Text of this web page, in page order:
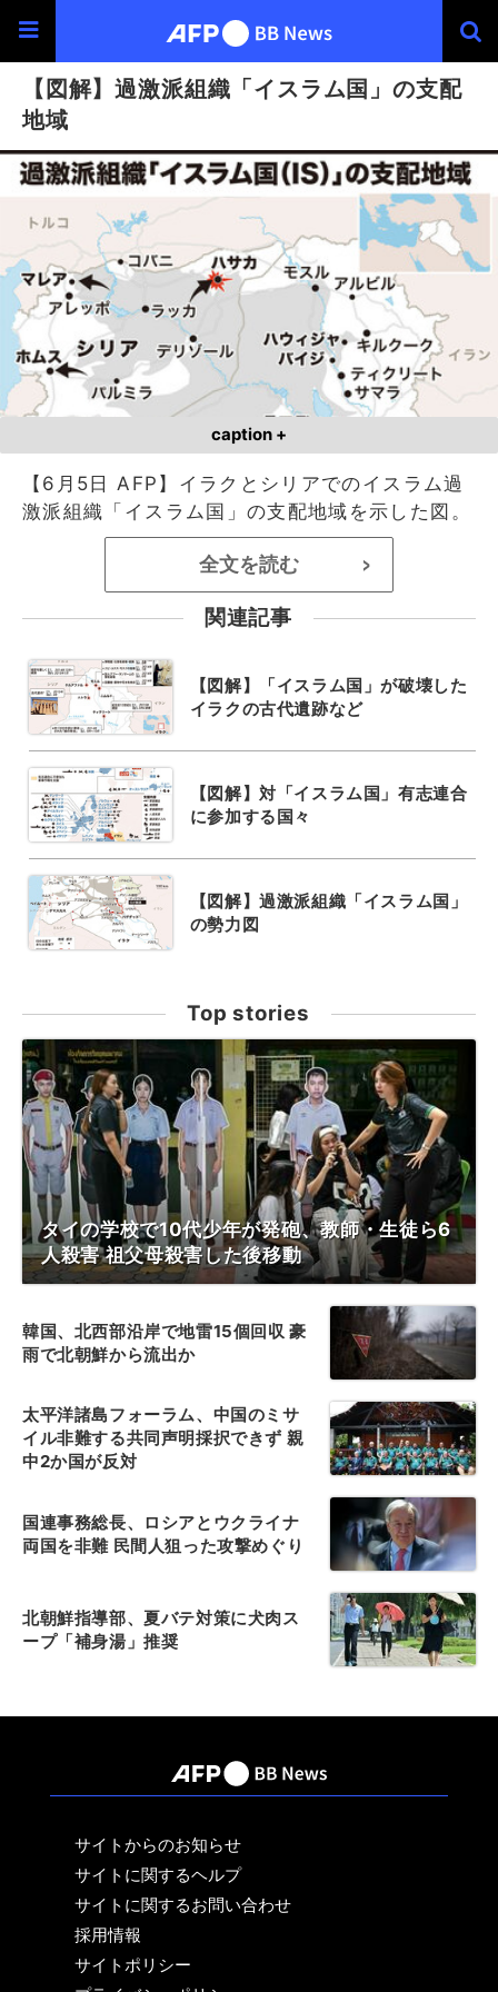
【図解】過激派組織「イスラム国」の支配
地域
caption +
【6月5日 AFP】イラクとシリアでのイスラム過
激派組織「イスラム国」の支配地域を示した図。
全文を読む >
関連記事
【図解】「イスラム国」が破壊した
イラクの古代遺跡など
【図解】対「イスラム国」有志連合
に参加する国々
【図解】過激派組織「イスラム国」
の勢力図
Top stories
タイの学校で10代少年が発砲、教師・生徒ら6
人殺害 祖父母殺害した後移動
韓国、北西部沿岸で地雷15個回収 豪
雨で北朝鮮から流出か
太平洋諸島フォーラム、中国のミサ
イル非難する共同声明採択できず 親
中2か国が反対
国連事務総長、ロシアとウクライナ
両国を非難 民間人狙った攻撃めぐり
北朝鮮指導部、夏バテ対策に犬肉ス
ープ「補身湯」推奨
サイトからのお知らせ
サイトに関するヘルプ
サイトに関するお問い合わせ
採用情報
サイトポリシー